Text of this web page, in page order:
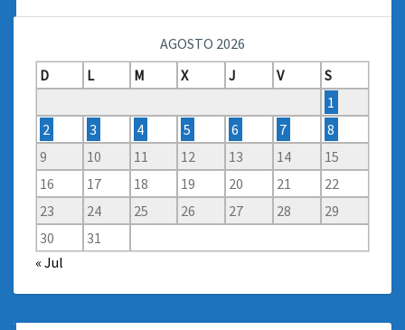
AGOSTO 2026
D
L M X J V
S
1
2
3 4 5 6 7
8
9
10 11 12 13 14
15
16
17 18 19 20 21
22
23
24 25 26 27 28
29
30
31
« Jul